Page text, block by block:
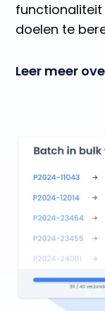
doelen te
Leer meer